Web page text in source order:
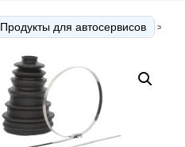
Продукты для автосервисов >